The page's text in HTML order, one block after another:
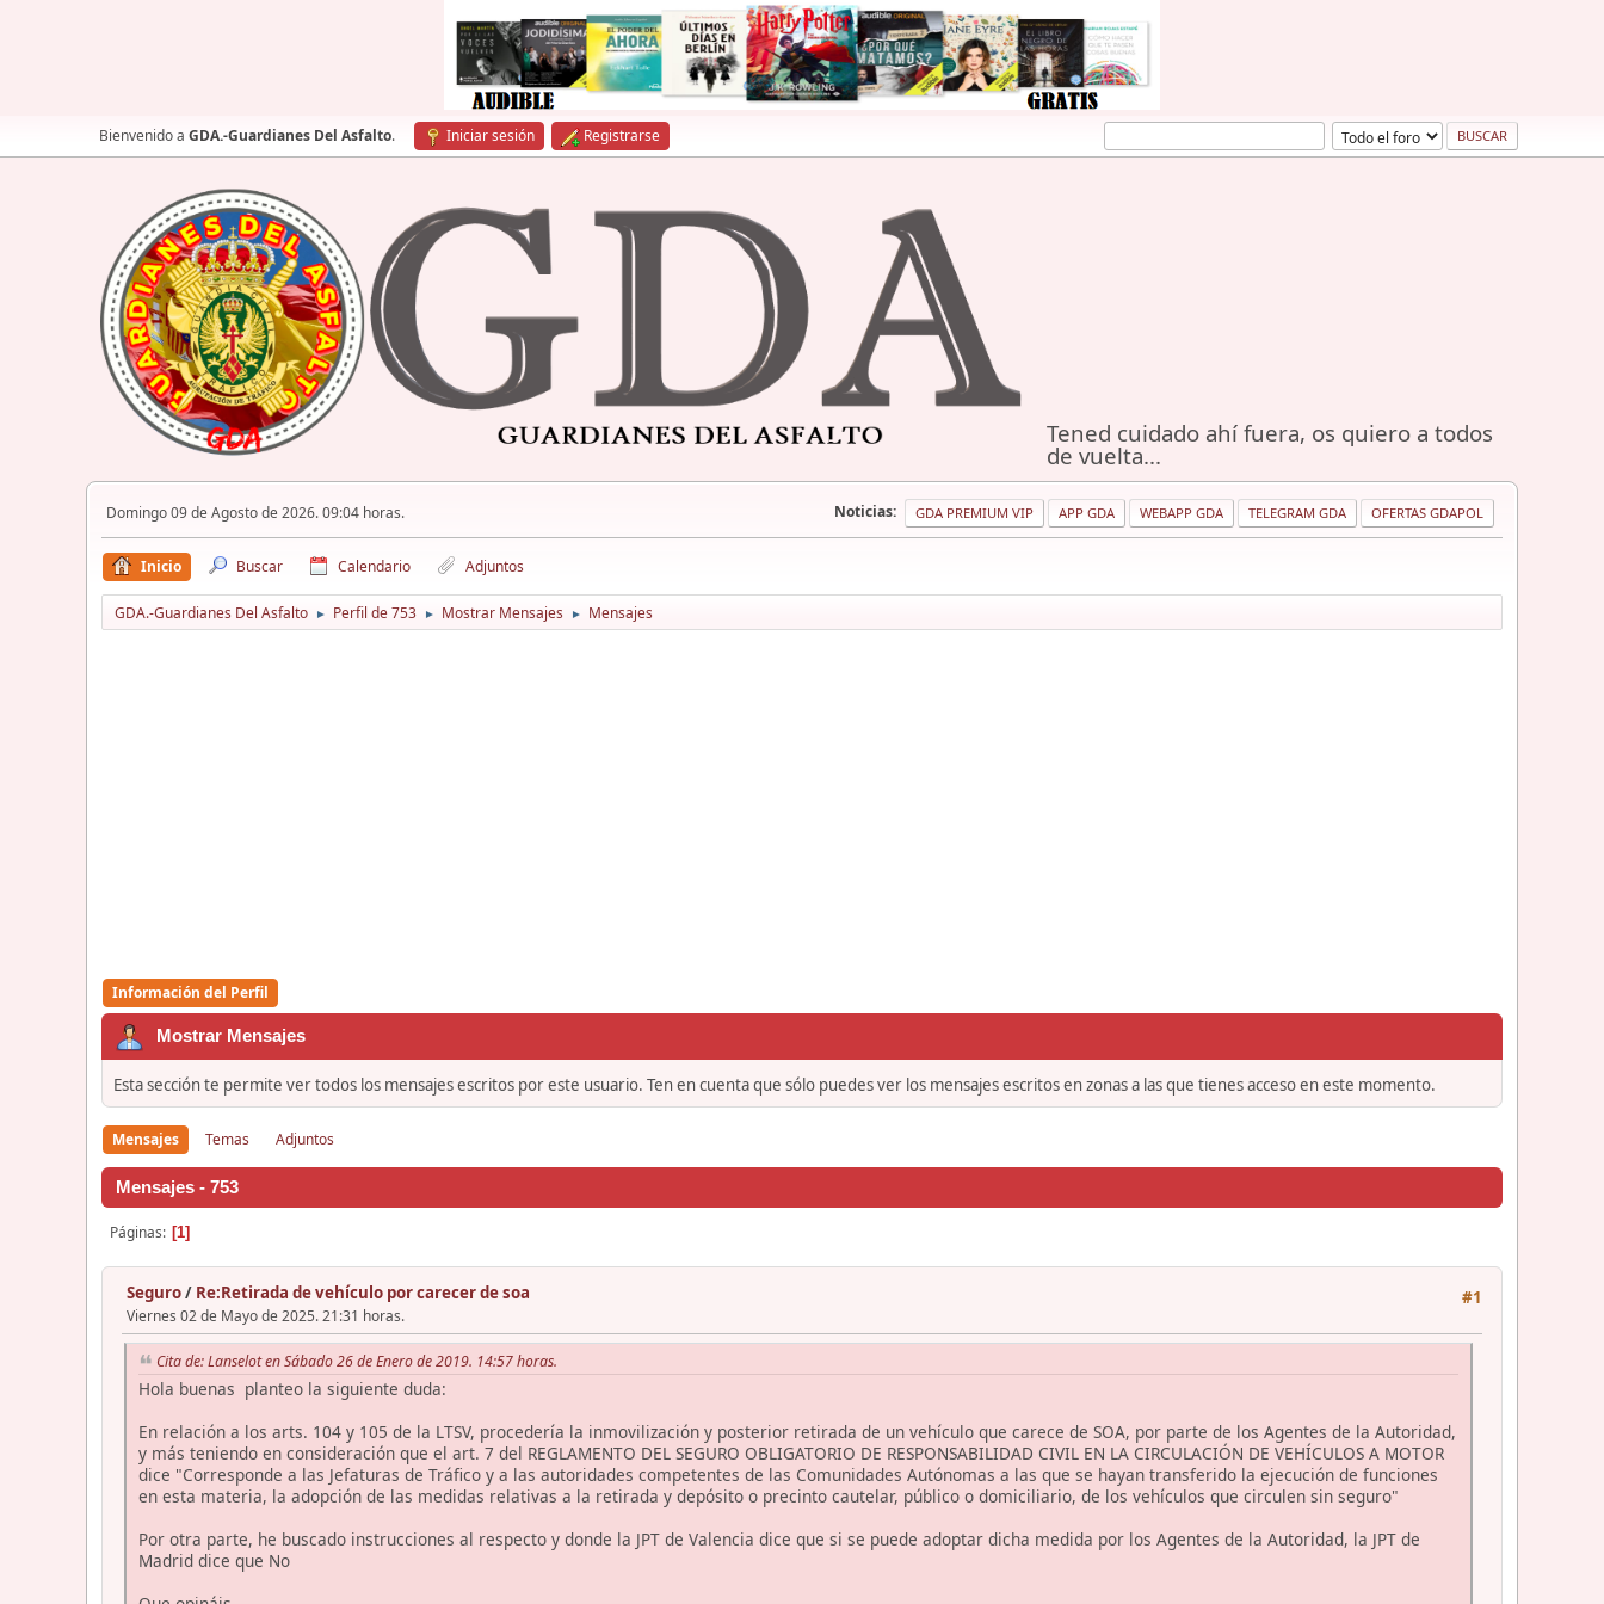
Bienvenido a GDA.-Guardianes Del Asfalto. Iniciar sesión Registrarse
Tened cuidado ahí fuera, os quiero a todos
de vuelta...
Domingo 09 de Agosto de 2026. 09:04 horas. Noticias: GDA PREMIUM VIP APP GDA WEBAPP GDA TELEGRAM GDA OFERTAS GDAPOL
Inicio Buscar Calendario Adjuntos
GDA.-Guardianes Del Asfalto ► Perfil de 753 ► Mostrar Mensajes ► Mensajes
Información del Perfil
Mostrar Mensajes
Esta sección te permite ver todos los mensajes escritos por este usuario. Ten en cuenta que sólo puedes ver los mensajes escritos en zonas a las que tienes acceso en este momento.
Mensajes Temas Adjuntos
Mensajes - 753
Páginas 1
#1
Seguro/ Re:Retirada de vehículo por carecer de soa
Viernes 02 de Mayo de 2025. 21:31 horas.
Cita de: Lanselot en Sábado 26 de Enero de 2019. 14:57 horas.
Hola buenas planteo la siguiente duda:
En relación a los arts. 104 y 105 de la LTSV, procedería la inmovilización y posterior retirada de un vehículo que carece de SOA, por parte de los Agentes de la Autoridad,
y más teniendo en consideración que el art. 7 del REGLAMENTO DEL SEGURO OBLIGATORIO DE RESPONSABILIDAD CIVIL EN LA CIRCULACIÓN DE VEHÍCULOS A MOTOR
dice "Corresponde a las Jefaturas de Tráfico y a las autoridades competentes de las Comunidades Autónomas a las que se hayan transferido la ejecución de funciones
en esta materia, la adopción de las medidas relativas a la retirada y depósito o precinto cautelar, público o domiciliario, de los vehículos que circulen sin seguro"
Por otra parte, he buscado instrucciones al respecto y donde la JPT de Valencia dice que si se puede adoptar dicha medida por los Agentes de la Autoridad, la JPT de
Madrid dice que No